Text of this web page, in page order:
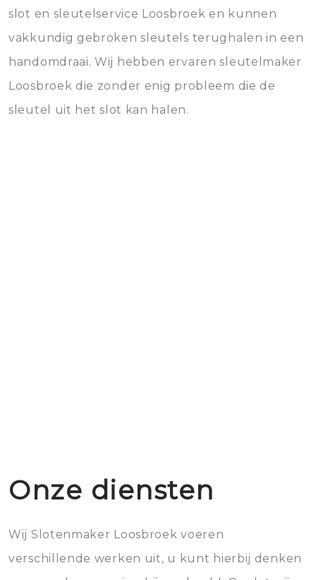
slot en sleutelservice Loosbroek en kunnen
vakkundig gebroken sleutels terughalen in een
handomdraai. Wij hebben ervaren sleutelmaker
Loosbroek die zonder enig probleem die de
sleutel uit het slot kan halen.
Onze diensten
Wij Slotenmaker Loosbroek voeren
verschillende werken uit, u kunt hierbij denken